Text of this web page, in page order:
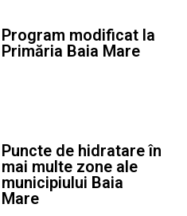
Program modificat la
Primăria Baia Mare
Puncte de hidratare în
mai multe zone ale
municipiului Baia
Mare